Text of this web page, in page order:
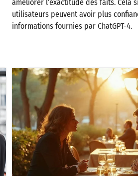
améliorer l’exactitude des faits. Cela
utilisateurs peuvent avoir plus
informations fournies par ChatGPT-4.